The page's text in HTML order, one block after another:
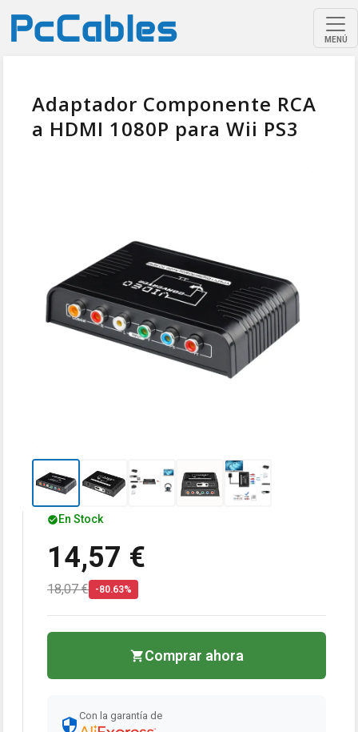
MENÚ
Adaptador Componente RCA
a HDMI 1080P para Wii PS3
En Stock
14,57 €
18,07 € -80.63%
Comprar ahora
Con la garantía de